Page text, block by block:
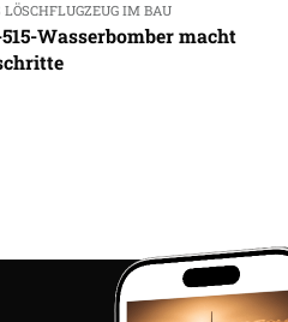
LÖSCHFLUGZEUG IM BAU
Wasserbomber macht